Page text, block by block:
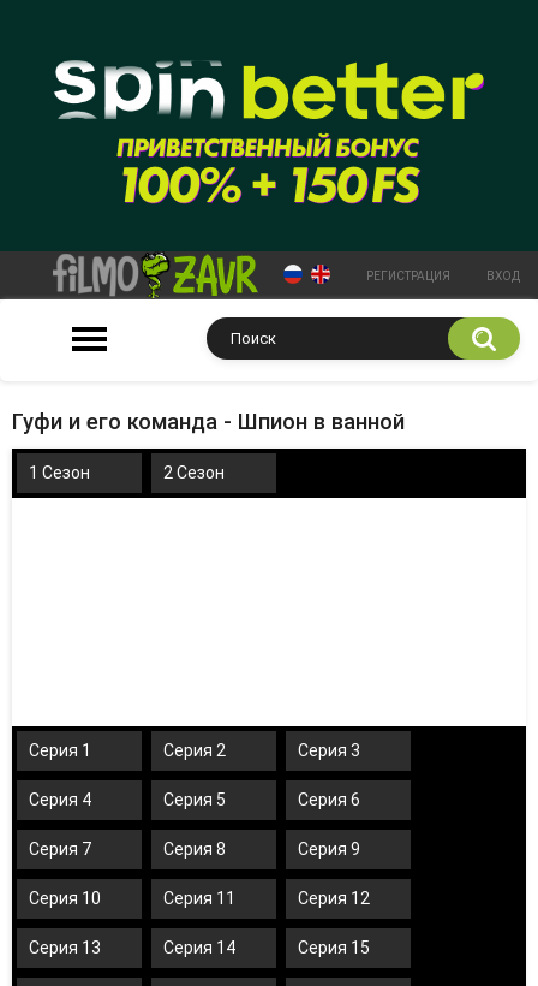
РЕГИСТРАЦИЯ ВХОД
Гуфи и его команда - Шпион в ванной
1 Сезон 2 Сезон
Серия 1 Серия 2 Серия 3
Серия 4 Серия 5 Серия 6
Серия 7 Серия 8 Серия 9
Серия 10 Серия 11 Серия 12
Серия 13 Серия 14 Серия 15